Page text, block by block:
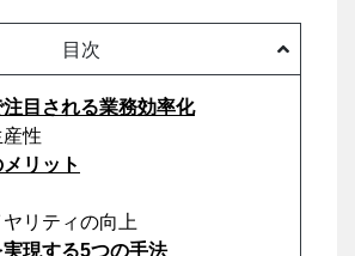
目次
目される業務効率化
性
リット
リティの向上
現する5つの手法